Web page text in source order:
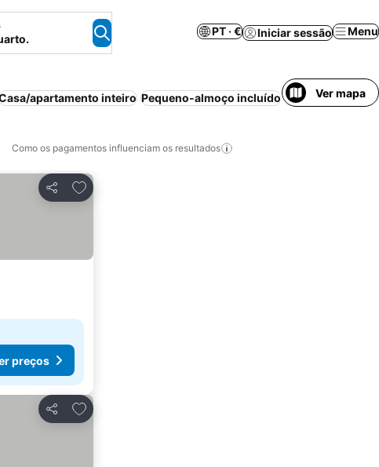
PT · € Iniciar sessão Menu
apartamento inteiro Pequeno-almoço incluído Ver mapa
Como os pagamentos influenciam os resultados
Partilhar
Adicionar aos favoritos
preços
Partilhar
Adicionar aos favoritos